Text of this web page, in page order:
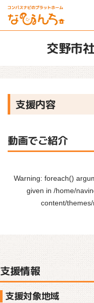
交野市
支援内容
動画でご紹介
Warning: foreach()
given in /home/
content/
支援情報
支援対象地域